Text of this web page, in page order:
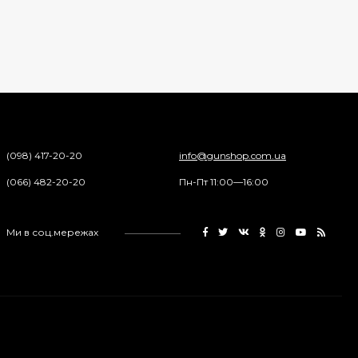
Spray , 200 мл.
Манжета поршня для
(098) 417-20-20
(066) 482-20-20
info@gunshop.com.ua
Пн-Пт 11:00—16:00
Ми в соц.мережах